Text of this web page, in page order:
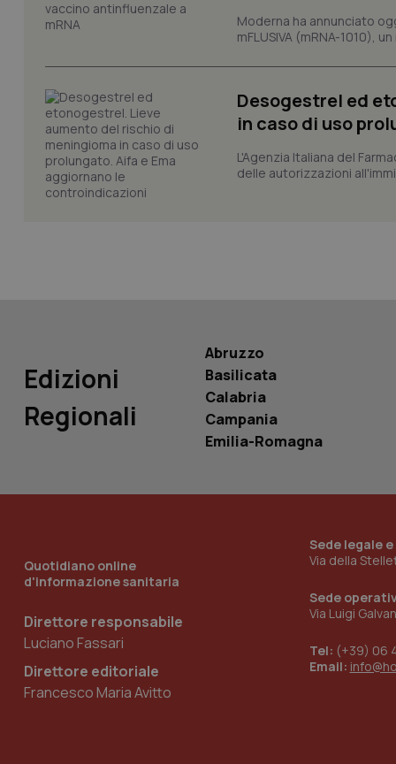
Moderna ha annunciato
mFLUSIVA (mRNA-1010),
Desogestrel ed
in caso di uso
L'Agenzia Italiana del
delle autorizzazioni
Edizioni
Regionali
Abruzzo
Basilicata
Calabria
Campania
Emilia-Romagna
Quotidiano online
d'informazione sanitaria
Direttore responsabile
Luciano Fassari
Direttore editoriale
Francesco Maria Avitto
Sede legale
Via della
Sede
Via Luigi
Tel: (+39) 06
Email:
_ga_KM60CM4NPH
Nome
_ga_0VMQEQKQ1N
Nome